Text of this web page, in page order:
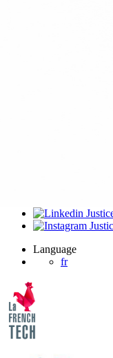
Language
fr